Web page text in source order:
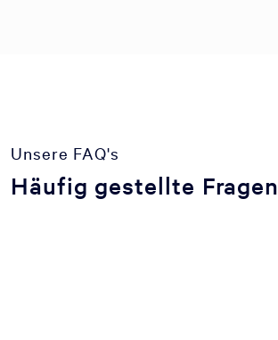
Unsere FAQ's
Häufig gestellte Fragen